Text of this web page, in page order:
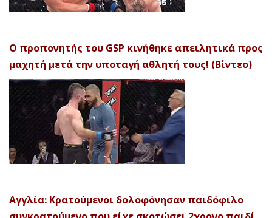
Ο προπονητής του GSP κινήθηκε απειλητικά προς
μαχητή μετά την υποταγή αθλητή τους! (Βίντεο)
Αγγλία: Κρατούμενοι δολοφόνησαν παιδόφιλο